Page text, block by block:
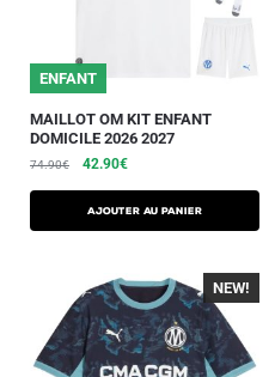
ENFANT
MAILLOT OM KIT ENFANT
DOMICILE 2026 2027
74.90€ 42.90€
AJOUTER AU PANIER
-40%
NEW!